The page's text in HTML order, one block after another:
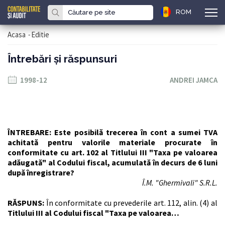
ROM
Acasa -Editie
Întrebări şi răspunsuri
1998-12 ANDREI JAMCA
ÎNTREBARE: Este posibilă trecerea în cont a sumei TVA
achitată pentru valorile materiale procurate în
conformitate cu art. 102 al Titlului III "Taxa pe valoarea
adăugată" al Codului fiscal, acumulată în decurs de 6 luni
după înregistrare?
Î.M. "Ghermivali" S.R.L.
RĂSPUNS: În conformitate cu prevederile art. 112, alin. (4) al
Titlului III al Codului fiscal "Taxa pe valoarea…